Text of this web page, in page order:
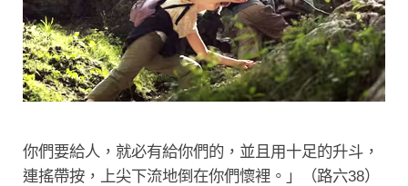
你們要給人，就必有給你們的，並且用十足的升斗，
連搖帶按，上尖下流地倒在你們懷裡。」（路六38）